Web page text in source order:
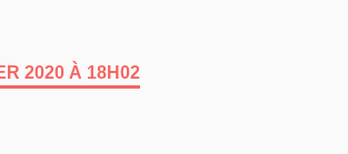
2020 À 18H02